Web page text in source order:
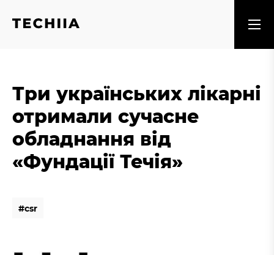
Три українських лікарні
отримали сучасне
обладнання від
«Фундації Течія»
#csr